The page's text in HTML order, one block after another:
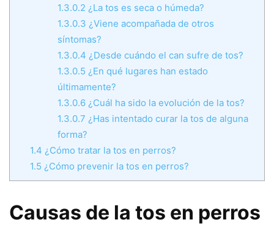
1.3.0.2 ¿La tos es seca o húmeda?
1.3.0.3 ¿Viene acompañada de otros
síntomas?
1.3.0.4 ¿Desde cuándo el can sufre de tos?
1.3.0.5 ¿En qué lugares han estado
últimamente?
1.3.0.6¿Cuál ha sido la evolución de la tos?
1.3.0.7 ¿Has intentado curar la tos de alguna
forma?
1.4 ¿Cómo tratar la tos en perros?
1.5 ¿Cómo prevenir la tos en perros?
Causas de la tos en perros